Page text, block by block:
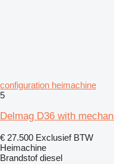
configuration heimachine
5
Delmag D36 with
€ 27.500 Exclusief BTW
Heimachine
Brandstof diesel